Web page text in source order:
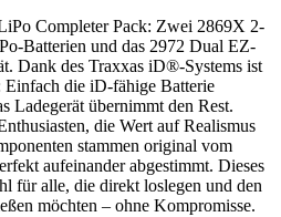
Completer Pack: Zwei 2869X 2-
Batterien und das 2972 Dual EZ-
Dank des Traxxas iD®-Systems ist
die iD-fähige Batterie
Ladegerät übernimmt den Rest.
die Wert auf Realismus
stammen original vom
aufeinander abgestimmt. Dieses
für alle, die direkt loslegen und den
möchten – ohne Kompromisse.